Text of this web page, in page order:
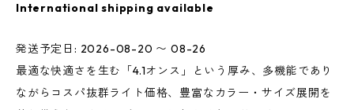
International shipping available
発送予定日: 2026-08-20 〜 08-26
最適な快適さを生む「4.1オンス」という厚み、多機能であり
ながらコスパ抜群ライト価格、豊富なカラー・サイズ展開を